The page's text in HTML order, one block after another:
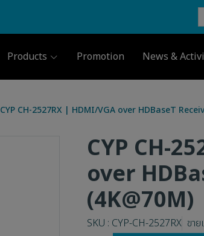
Products Promotion News &
CYP CH-2527RX | HDMI/VGA over HDBaseT
CYP CH-
over
(4K@70M)
SKU : CYP-CH-2527RX ขา